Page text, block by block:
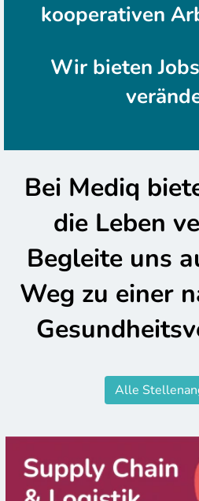
kooperativen
Wir bieten
Bei Mediq
die Leben
Begleite uns
Weg zu einer
Alle